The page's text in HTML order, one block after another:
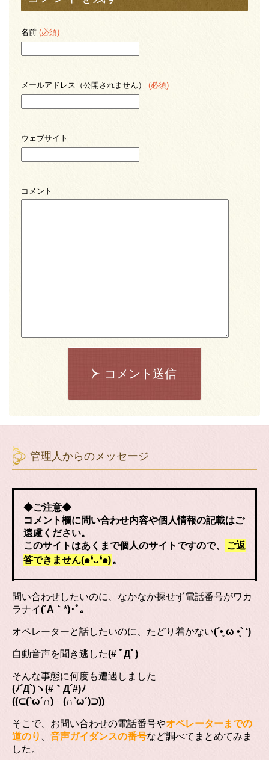
名前 (必須)
メールアドレス（公開されません） (必須)
ウェブサイト
コメント
コメント送信
管理人からのメッセージ
◆ご注意◆
コメント欄に問い合わせ内容や個人情報の記載はご
遠慮ください。
このサイトはあくまで個人のサイトですので、
ご返
答できません(๑❛ᴗ❛๑)。
問い合わせしたいのに、なかなか探せず電話番号がワカ
ラナイ(´A｀*)･ﾟ｡
オペレーターと話したいのに、たどり着かない(´•̥ ω •̥` ‘)
自動音声を聞き逃した(# ﾟДﾟ)
そんな事態に何度も遭遇しました
(ﾉ´Д`)ヽ(#｀Д´#)ﾉ
((⊂(`ω´∩) (∩`ω´)⊃))
そこで、お問い合わせの電話番号やオペレーターまでの
道のり
音声ガイダンスの番号など調べてまとめてみま
した。